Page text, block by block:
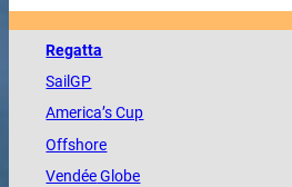
Regatta
SailGP
America’s Cup
Offshore
VendéeGlobe